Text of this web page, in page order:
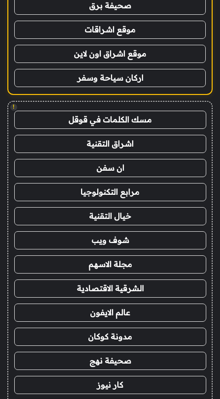
صحيفة برق
موقع اشراقات
موقع اشراق اون لاين
اركان سياحة وسفر
!
مسك الكلمات في قوقل
اشراق التقنية
ان سفن
مرابع التكنولوجيا
خيال التقنية
شوف ويب
مجلة الاسهم
الشرقية الاقتصادية
عالم الايفون
مدونة كوكان
صحيفة نهج
كار نيوز